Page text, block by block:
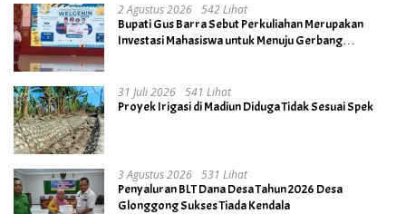
2 Agustus 2026 542 Lihat
Bupati Gus Barra Sebut Perkuliahan Merupakan
Investasi Mahasiswa untuk Menuju Gerbang
31 Juli 2026 541 Lihat
Proyek Irigasi di Madiun Diduga Tidak Sesuai Spek
3 Agustus 2026 531 Lihat
Penyaluran BLT Dana Desa Tahun 2026 Desa
Glonggong Sukses Tiada Kendala